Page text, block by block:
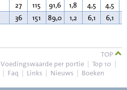
27 115 91,6 1,8 4,5 4,5
36 151 89,0 1,2 6,1 6,1
TOP
Voedingswaarde per portie | Top 10 |
| Faq | Links | Nieuws | Boeken